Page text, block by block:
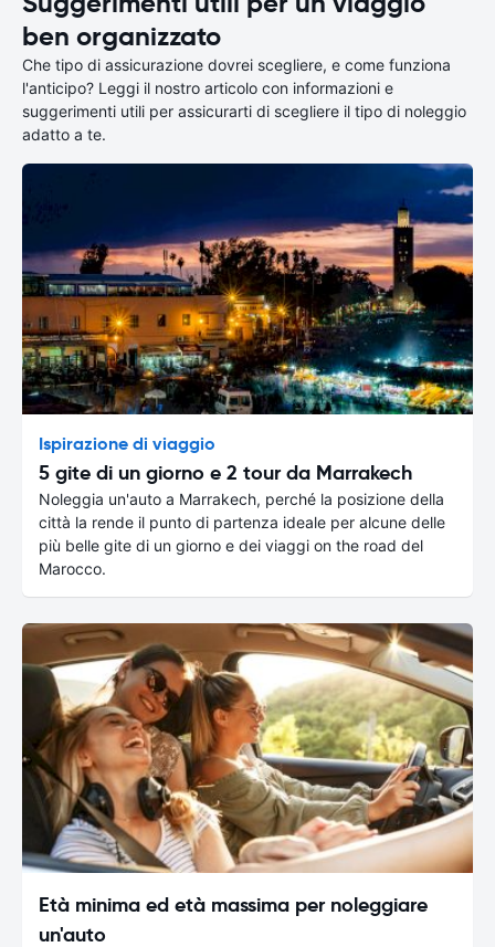
ben organizzato
Che tipo di assicurazione dovrei scegliere, e come funziona
l'anticipo? Leggi il nostro articolo con informazioni e
suggerimenti utili per assicurarti di scegliere il tipo di noleggio
adatto a te.
Ispirazione di viaggio
5 gite di un giorno e 2 tour da Marrakech
Noleggia un'auto a Marrakech, perché la posizione della
città la rende il punto di partenza ideale per alcune delle
più belle gite di un giorno e dei viaggi on the road del
Marocco.
Età minima ed età massima per noleggiare
un'auto